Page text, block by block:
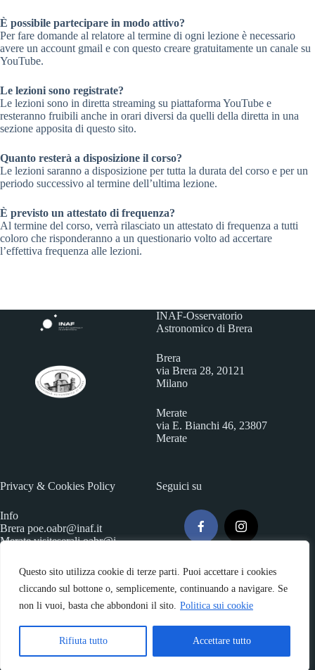
Questo sito utilizza cookie di terze parti. Puoi accettare i cookies
cliccando sul bottone o, semplicemente, continuando a navigare. Se
non li vuoi, basta che abbondoni il sito. Politica sui cookie
Rifiuta tutto Accettare tutto
È possibile partecipare in modo attivo?
Per fare domande al relatore al termine di ogni lezione è necessario
avere un account gmail e con questo creare gratuitamente un canale su
YouTube.
Le lezioni sono registrate?
Le lezioni sono in diretta streaming su piattaforma YouTube e
resteranno fruibili anche in orari diversi da quelli della diretta in una
sezione apposita di questo sito.
Quanto resterà a disposizione il corso?
Le lezioni saranno a disposizione per tutta la durata del corso e per un
periodo successivo al termine dell’ultima lezione.
È previsto un attestato di frequenza?
Al termine del corso, verrà rilasciato un attestato di frequenza a tutti
coloro che risponderanno a un questionario volto ad accertare
l’effettiva frequenza alle lezioni.
INAF-Osservatorio
Astronomico di Brera
Brera
via Brera 28, 20121
Milano
Merate
via E. Bianchi 46, 23807
Merate
Privacy & Cookies Policy
Info
Brera poe.oabr@inaf.it
Meratevisiteserali.oabr@i
Seguici su